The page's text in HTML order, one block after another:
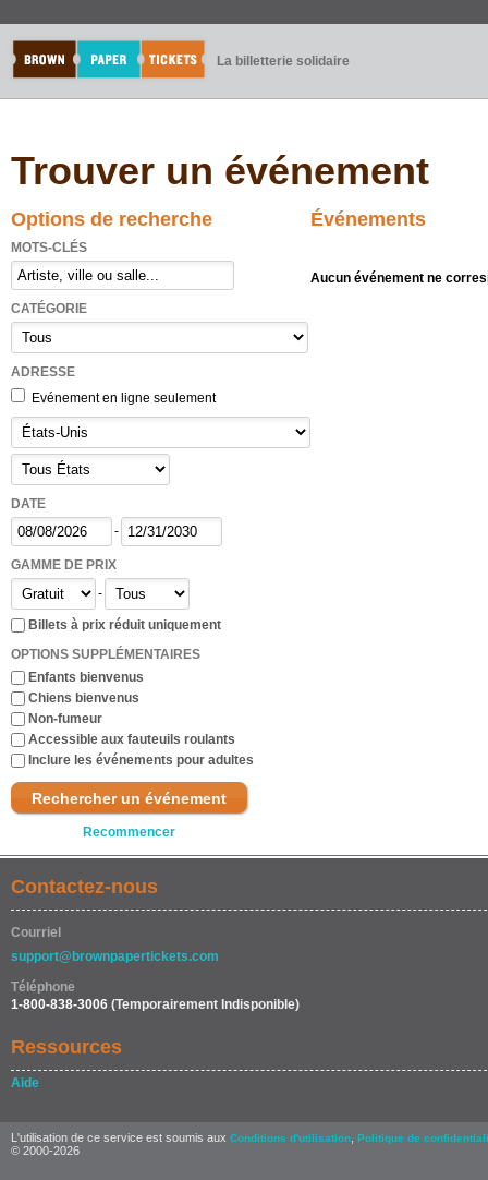
La billetterie solidaire
Trouver un événement
Options de recherche
MOTS-CLÉS
CATÉGORIE
ADRESSE
Evénement en ligne seulement
DATE
-
GAMME DE PRIX
-
Billets à prix réduit uniquement
OPTIONS SUPPLÉMENTAIRES
Enfants bienvenus
Chiens bienvenus
Non-fumeur
Accessible aux fauteuils roulants
Inclure les événements pour adultes
Rechercher un événement
Recommencer
Événements
Aucun événement ne
Contactez-nous
Courriel
support@brownpapertickets.com
Téléphone
1-800-838-3006 (Temporairement Indisponible)
Ressources
Aide
L'utilisation de ce service est soumis aux Conditions d'utilisation Politique de
© 2000-2026